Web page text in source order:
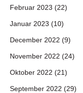
Februar 2023 (22)
Januar 2023 (10)
December 2022 (9)
November 2022 (24)
Oktober 2022 (21)
September 2022 (29)